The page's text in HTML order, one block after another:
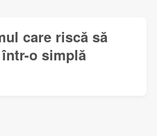
care riscă să
o simplă